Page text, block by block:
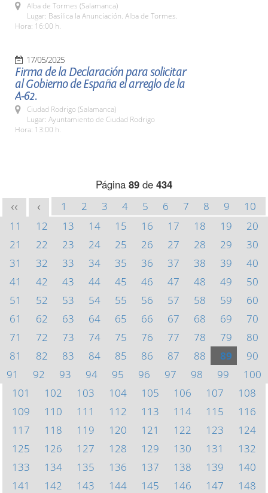
Alba de Tormes (Salamanca)
Lugar: Basílica la Anunciación. Alba de Tormes.
Hora: 16:00 h.
17/05/2025
Firma de la Declaración para solicitar
al Gobierno de España el arreglo de la
A-62.
Ciudad Rodrigo (Salamanca)
Lugar: Ayuntamiento de Ciudad Rodrigo
Hora: 13:00 h.
Página 89 de 434
<< < 1 2 3 4 5 6 7 8 9
10
11
12 13 14 15 16 17 18 19
20
21
22 23 24 25 26 27 28 29
30
31
32 33 34 35 36 37 38 39
40
41
42 43 44 45 46 47 48 49
50
51
52 53 54 55 56 57 58 59
60
61
62 63 64 65 66 67 68 69
70
71
72 73 74 75 76 77 78 79
80
81
82 83 84 85 86 87 88 89
90
91
92 93 94 95 96 97 98 99
100
101
102 103 104 105 106 107
108
109
110 111 112 113 114 115
116
117
118 119 120 121 122 123
124
125
126 127 128 129 130 131
132
133
134 135 136 137 138 139
140
141
142 143 144 145 146 147
148